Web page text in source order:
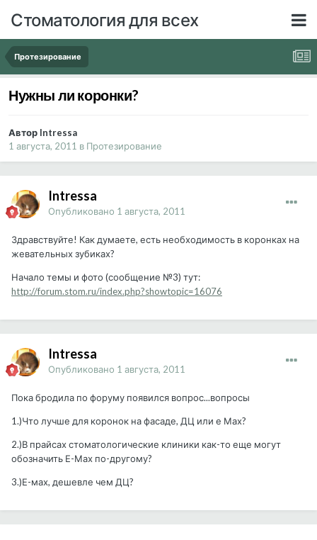
Стоматология для всех
Протезирование
Нужны ли коронки?
Автор Intressa
1 августа, 2011 в Протезирование
Intressa
Опубликовано 1 августа, 2011
Здравствуйте! Как думаете, есть необходимость в коронках на
жевательных зубиках?
Начало темы и фото (сообщение №3) тут:
http://forum.stom.ru/index.php?showtopic=16076
Intressa
Опубликовано 1 августа, 2011
Пока бродила по форуму появился вопрос...вопросы
1.)Что лучше для коронок на фасаде, ДЦ или е Мах?
2.)В прайсах стоматологические клиники как-то еще могут
обозначить Е-Мах по-другому?
3.)Е-мах, дешевле чем ДЦ?